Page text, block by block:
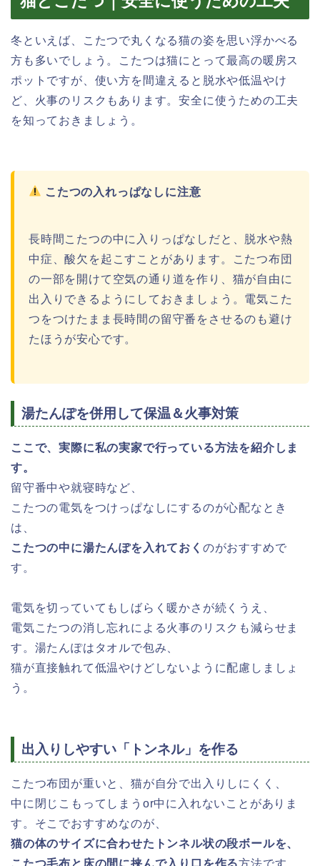
冬といえば、こたつで丸くなる猫の姿を思い浮かべる
方も多いでしょう。こたつは猫にとって最高の暖房ス
ポットですが、使い方を間違えると脱水や低温やけ
ど、火事のリスクもあります。安全に使うための工夫
を知っておきましょう。
こたつの入れっぱなしに注意
長時間こたつの中に入りっぱなしだと、脱水や熱
中症、酸欠を起こすことがあります。こたつ布団
の一部を開けて空気の通り道を作り、猫が自由に
出入りできるようにしておきましょう。電気こた
つをつけたまま長時間の留守番をさせるのも避け
たほうが安心です。
湯たんぽを併用して保温＆火事対策
ここで、実際に私の実家で行っている方法を紹介しま
す。
留守番中や就寝時など、
こたつの電気をつけっぱなしにするのが心配なとき
は、
こたつの中に湯たんぽを入れておく のがおすすめで
す。
電気を切っていてもしばらく暖かさが続くうえ、
電気こたつの消し忘れによる火事のリスクも減らせま
す。湯たんぽはタオルで包み、
猫が直接触れて低温やけどしないように配慮しましょ
う。
出入りしやすい「トンネル」を作る
こたつ布団が重いと、猫が自分で出入りしにくく、
中に閉じこもってしまうor中に入れないことがありま
す。そこでおすすめなのが、
猫の体のサイズに合わせたトンネル状の段ボールを、
こたつ毛布と床の間に挟んで入り口を作る方法です。